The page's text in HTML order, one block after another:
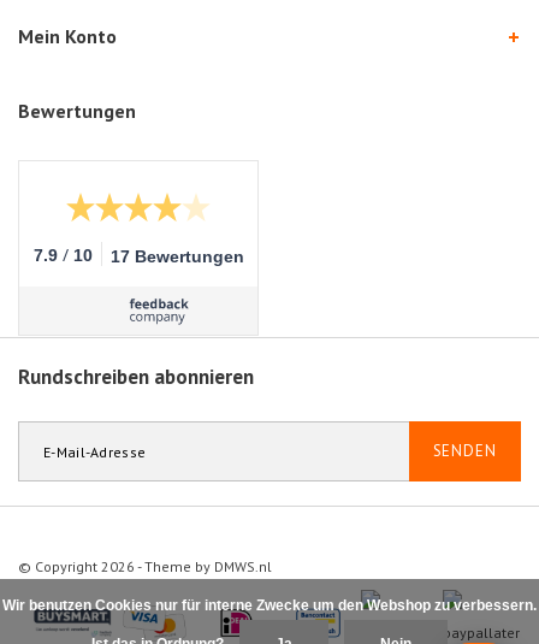
Mein Konto
Bewertungen
7.9 / 10 17 Bewertungen
Rundschreiben abonnieren
SENDEN
© Copyright 2026 - Theme by DMWS.nl
Wir benutzen Cookies nur für interne Zwecke um den Webshop zu verbessern.